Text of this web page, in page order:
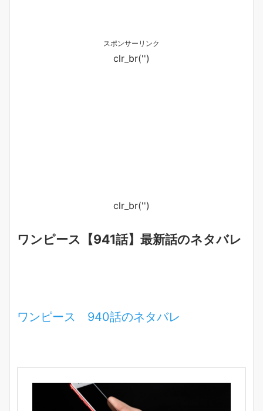
スポンサーリンク
clr_br('')
clr_br('')
ワンピース【941話】最新話のネタバレ
ワンピース 940話のネタバレ